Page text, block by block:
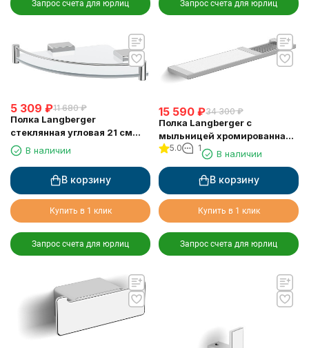
Запрос счета для юрлиц Запрос счета для юрлиц
5 309 ₽11 680 ₽
Полка Langberger
стеклянная угловая 21 см
11351FВ наличии
В корзину
Купить в 1 клик
Запрос счета для юрлиц
15 590 ₽34 300 ₽
Полка Langberger с
мыльницей хромированная
универсальная к стене 52 см
5.0 1
В наличии
В корзину
Купить в 1 клик
Запрос счета для юрлиц